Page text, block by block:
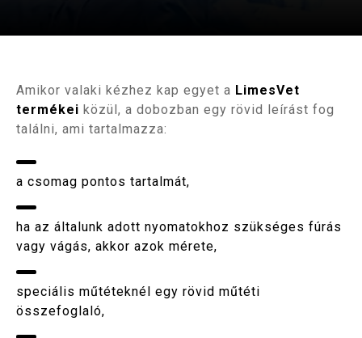
Amikor valaki kézhez kap egyet a LimesVet
termékei közül, a dobozban egy rövid leírást fog
találni, ami tartalmazza:
a csomag pontos tartalmát,
ha az általunk adott nyomatokhoz szükséges fúrás
vagy vágás, akkor azok mérete,
speciális műtéteknél egy rövid műtéti
összefoglaló,